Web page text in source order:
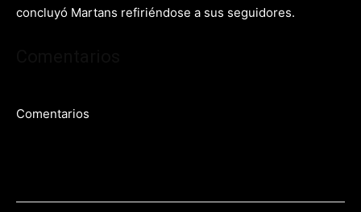
concluyó Martans refiriéndose a sus seguidores.
Comentarios